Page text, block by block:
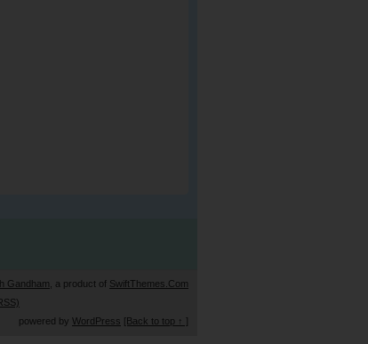
Gandham , a product of SwiftThemes.Com
powered by WordPress [Back to top ↑ ]